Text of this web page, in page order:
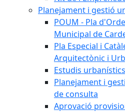
Planejament i gestió
POUM - Pla
Municipal de
Pla Especial i
Arquitectònic i
Estudis urbanístics
Planejament i
de consulta
Aprovació